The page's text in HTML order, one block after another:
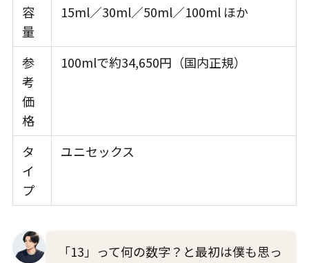
容
量
15ml／30ml／50ml／100ml ほか
参
考
価
格
100mlで約34,650円（国内正規）
タ
イ
プ
ユニセックス
「13」って何の数字？と最初は僕も思っ